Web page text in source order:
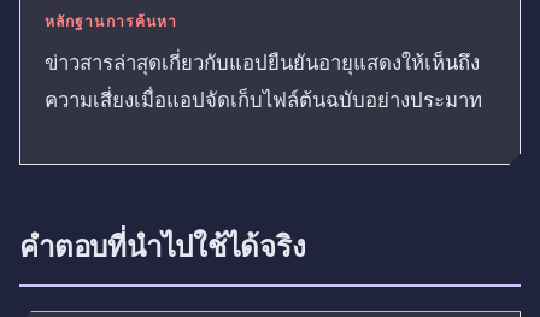
หลักฐานการค้นหา
ข่าวสารล่าสุดเกี่ยวกับแอปยืนยันอายุแสดงให้เห็นถึง
ความเสี่ยงเมื่อแอปจัดเก็บไฟล์ต้นฉบับอย่างประมาท
คำตอบที่นำไปใช้ได้จริง